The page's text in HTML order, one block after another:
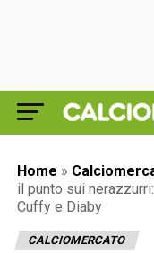
Home »
il punto sui
Cuffy e Diaby
CALCIOMERCATO